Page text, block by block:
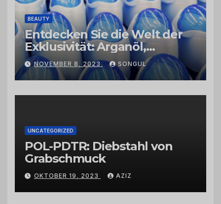
BEAUTY
Entdecken Sie die Welt der
Exklusivität: Arganöl,
Kaktusfeigenkernöl und
Schwarzkümmelöl von
vertrauenswürdigen
Großhändlern und Anbietern
NOVEMBER 8, 2023 SONGUL
UNCATEGORIZED
POL-PDTR: Diebstahl von
Grabschmuck
OKTOBER 19, 2023 AZIZ